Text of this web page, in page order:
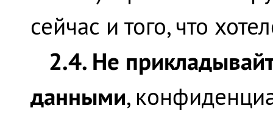
сейчас и того, что
2.4. Не
данными,